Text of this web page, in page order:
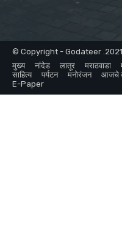
© Copyright - Godateer .2021
मुख्य
नांदेड लातूर मराठवाडा
साहित्य
पर्यटन मनोरंजन आजचे
E-Paper